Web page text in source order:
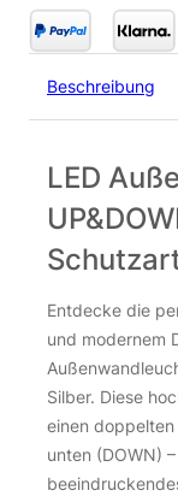
Beschreibung
LED
Entdecke die
und modernem
Silber. Diese
einen
unten (DOWN)